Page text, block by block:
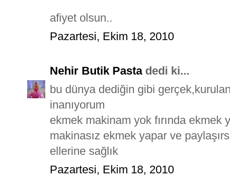
afiyet olsun..
Pazartesi, Ekim 18, 2010
Nehir Butik Pastadedi ki...
bu dünya dediğin gibi
inanıyorum
ekmek makinam yok fırında
makinasız ekmek yapar ve
ellerine sağlık
Pazartesi, Ekim 18, 2010